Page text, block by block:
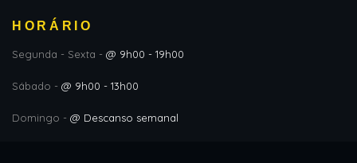
HORÁRIO
Segunda - Sexta - @ 9h00 - 19h00
Sábado - @ 9h00 - 13h00
Domingo - @ Descanso semanal